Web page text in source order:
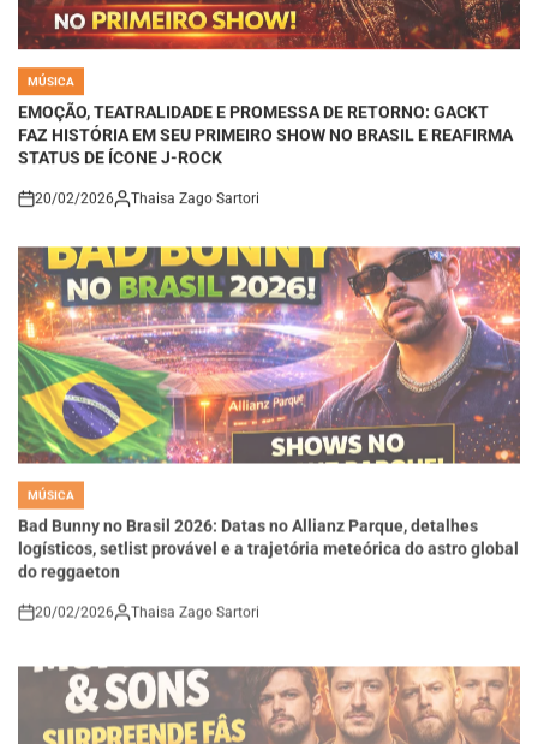
POSTED
INEMOÇÃO, TEATRALIDADE E PROMESSA DE RETORNO: GACKT
FAZ HISTÓRIA EM SEU PRIMEIRO SHOW NO BRASIL E REAFIRMA
STATUS DE ÍCONE J-ROCK
POSTED
IN
MÚSICA
Bad Bunny no Brasil 2026: Datas no Allianz Parque, detalhes
logísticos, setlist provável e a trajetória meteórica do astro global
do reggaeton
20/02/2026